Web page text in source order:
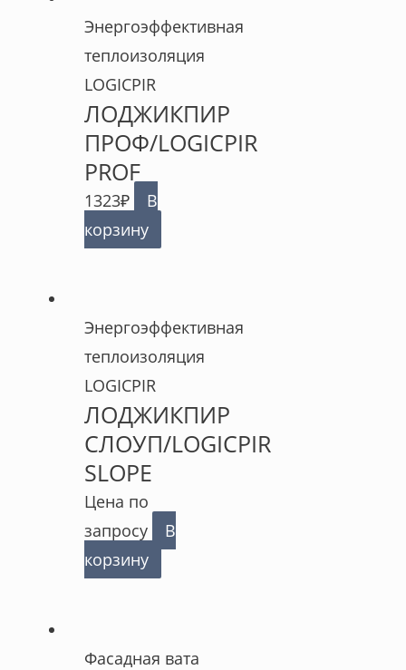
Энергоэффективная
теплоизоляция
LOGICPIR
ЛОДЖИКПИР
ПРОФ/LOGICPIR
PROF
1323₽
В
корзину
Энергоэффективная
теплоизоляция
LOGICPIR
ЛОДЖИКПИР
СЛОУП/LOGICPIR
SLOPE
Цена по
запросу
В
корзину
Фасадная вата